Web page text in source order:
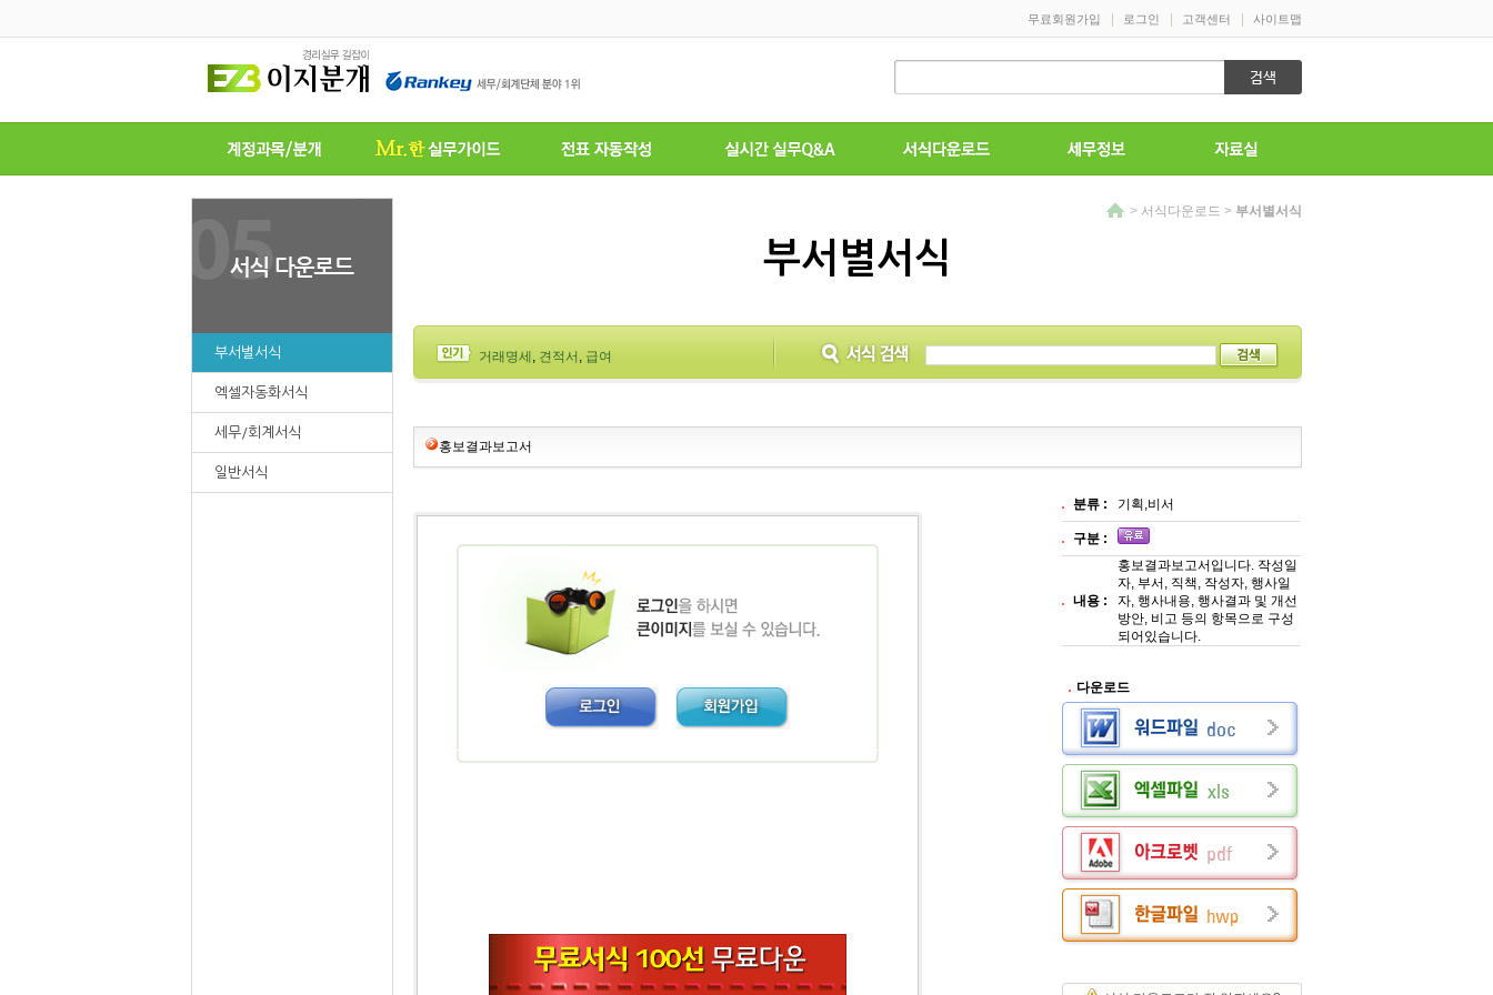
부서별서식
엑셀자동화서식
세무/회계서식
일반서식
> 서식다운로드 > 부서별서식
부서별서식
거래명세 , 견적서 , 급여
홍보결과보고서
분류 : 기획,비서
구분 :
내용 :
홍보결과보고서입니다. 작성일
자, 부서, 직책, 작성자, 행사일
자, 행사내용, 행사결과 및 개선
방안, 비고 등의 항목으로 구성
되어있습니다.
다운로드